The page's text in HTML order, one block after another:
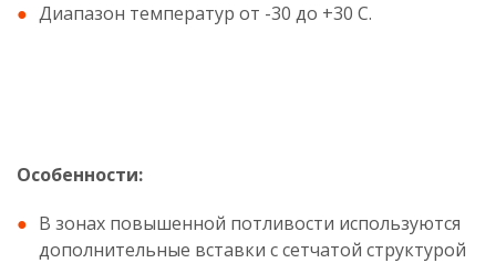
Диапазон температур от -30 до +30 С.
Особенности:
В зонах повышенной потливости используются
дополнительные вставки с сетчатой структурой